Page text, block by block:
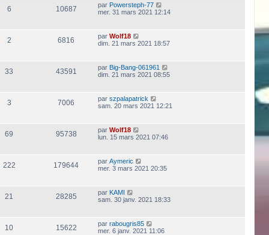
6 10687 par Powersteph-77
mer. 31 mars 2021 12:14
2 6816 par Wolf18
dim. 21 mars 2021 18:57
33 43591 par Big-Bang-061961
dim. 21 mars 2021 08:55
3 7006 par szpalapatrick
sam. 20 mars 2021 12:21
69 95738 par Wolf18
lun. 15 mars 2021 07:46
222 179644 par Aymeric
mer. 3 mars 2021 20:35
21 28285 par KAMI
sam. 30 janv. 2021 18:33
10 15622 par rabougris85
mer. 6 janv. 2021 11:06